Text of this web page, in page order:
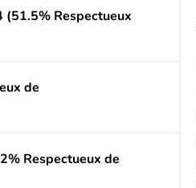
Respectueux
de
Respectueux de